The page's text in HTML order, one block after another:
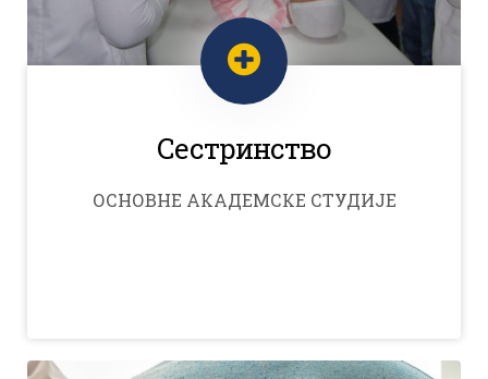
Сестринство
ОСНОВНЕ АКАДЕМСКЕ СТУДИЈЕ